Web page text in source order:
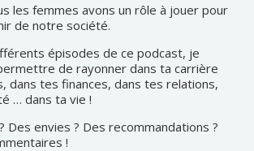
les femmes avons un rôle à jouer pour
de notre société.
épisodes de ce podcast, je
de rayonner dans ta carrière
dans tes finances, dans tes relations,
… dans ta vie !
Des envies ? Des recommandations ?
!